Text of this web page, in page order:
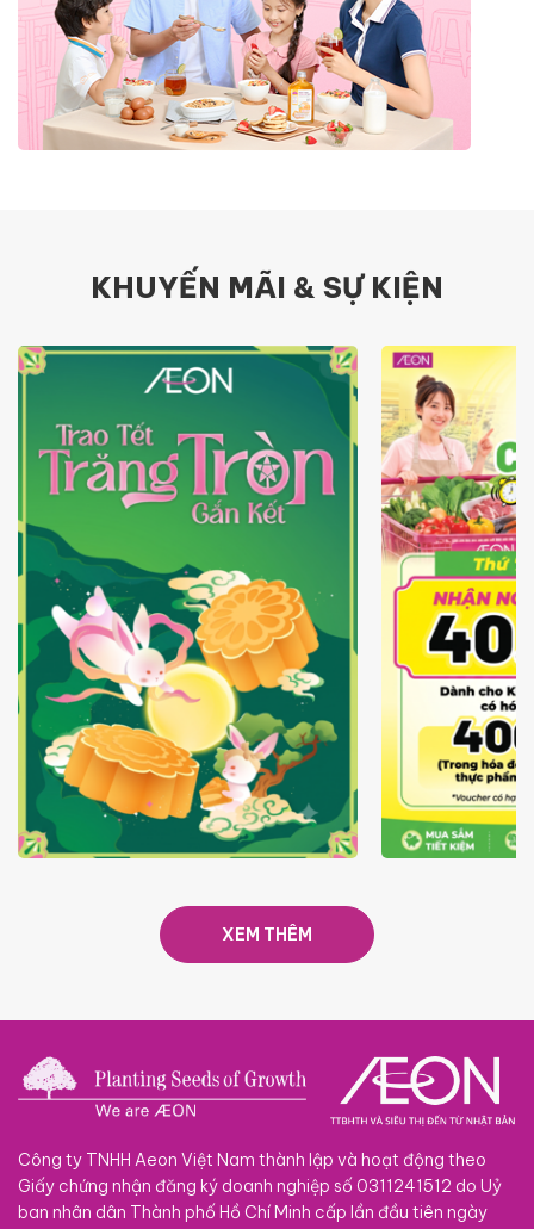
KHUYẾN MÃI & SỰ KIỆN
TRAO TẾT TRĂNG TRÒN GẮN
GIÁ LUÔN
XEM THÊM
Công ty TNHH Aeon Việt Nam thành lập và hoạt động theo
Giấy chứng nhận đăng ký doanh nghiệp số 0311241512 do Uỷ
ban nhân dân Thành phố Hồ Chí Minh cấp lần đầu tiên ngày